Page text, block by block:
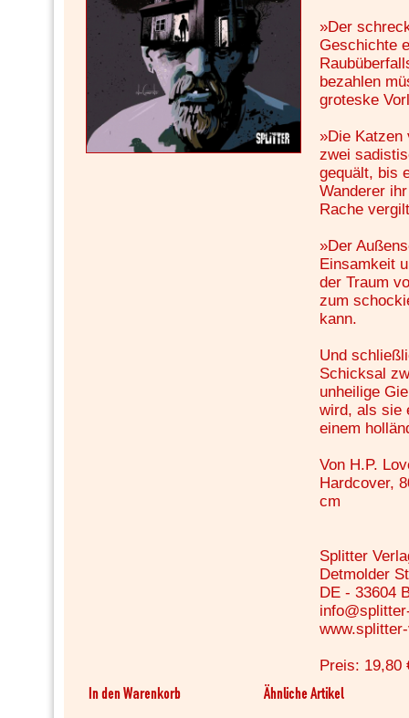
»Der
Geschichte
bezahlen
groteske
»Die Katzen
zwei
gequält, bis
Wanderer
Rache
»Der
Einsamkeit
der Traum
zum
kann.
Und
Schicksal
unheilige
wird, als sie
einem
Von H.P.
Hardcover,
cm
Splitter
Detmolder
DE - 33604
Preis: 19,80